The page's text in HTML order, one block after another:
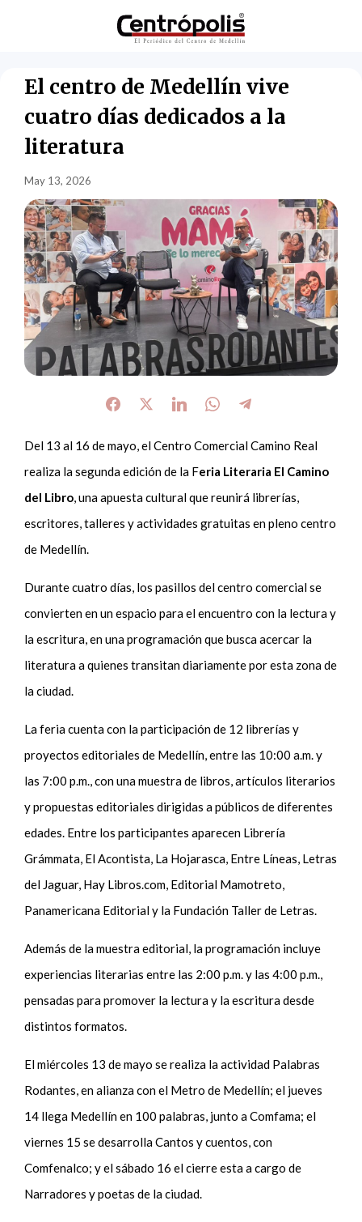
El centro de Medellín vive
cuatro días dedicados a la
literatura
May 13, 2026
Del 13 al 16 de mayo, el Centro Comercial Camino Real
realiza la segunda edición de la Feria Literaria El Camino
del Libro, una apuesta cultural que reunirá librerías,
escritores, talleres y actividades gratuitas en pleno centro
de Medellín.
Durante cuatro días, los pasillos del centro comercial se
convierten en un espacio para el encuentro con la lectura y
la escritura, en una programación que busca acercar la
literatura a quienes transitan diariamente por esta zona de
la ciudad.
La feria cuenta con la participación de 12 librerías y
proyectos editoriales de Medellín, entre las 10:00 a.m. y
las 7:00 p.m., con una muestra de libros, artículos literarios
y propuestas editoriales dirigidas a públicos de diferentes
edades. Entre los participantes aparecen Librería
Grámmata, El Acontista, La Hojarasca, Entre Líneas, Letras
del Jaguar, Hay Libros.com, Editorial Mamotreto,
Panamericana Editorial y la Fundación Taller de Letras.
Además de la muestra editorial, la programación incluye
experiencias literarias entre las 2:00 p.m. y las 4:00 p.m.,
pensadas para promover la lectura y la escritura desde
distintos formatos.
El miércoles 13 de mayo se realiza la actividad Palabras
Rodantes, en alianza con el Metro de Medellín; el jueves
14 llega Medellín en 100 palabras, junto a Comfama; el
viernes 15 se desarrolla Cantos y cuentos, con
Comfenalco; y el sábado 16 el cierre esta a cargo de
Narradores y poetas de la ciudad.